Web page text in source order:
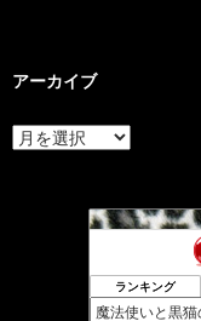
アーカイブ
ア
ー
ランキング